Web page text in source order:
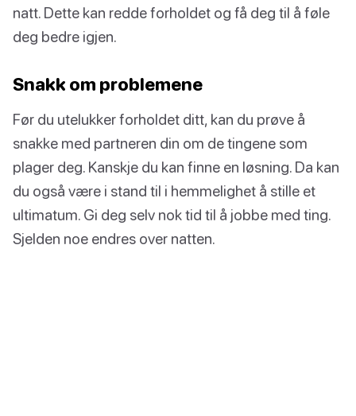
natt. Dette kan redde forholdet og få deg til å føle
deg bedre igjen.
Snakk om problemene
Før du utelukker forholdet ditt, kan du prøve å
snakke med partneren din om de tingene som
plager deg. Kanskje du kan finne en løsning. Da kan
du også være i stand til i hemmelighet å stille et
ultimatum. Gi deg selv nok tid til å jobbe med ting.
Sjelden noe endres over natten.